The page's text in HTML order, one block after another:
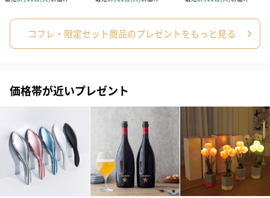
日】（グレー）M（550
日】（スモーキーピン
ク）M（550円）
とう】 M（
のしカード
商品の形質上、のしを直接添付できない商品にのし風のカードを
※のし下はご記入いただけません。
※カードのデザインは一部変更する場合があります。
コフレ・限定セット商品のプレゼントをもっと見る
価格帯が近いプレゼント